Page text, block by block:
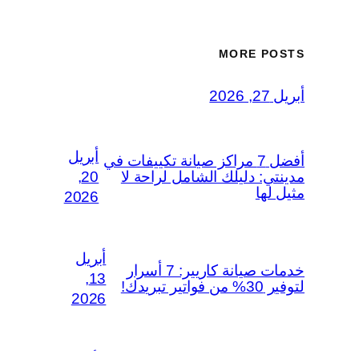
MORE POSTS
أبريل 27, 2026
أفضل 7 مراكز صيانة تكييفات في
مدينتي: دليلك الشامل لراحة لا
مثيل لها
أبريل
20,
2026
خدمات صيانة كاريير: 7 أسرار
لتوفير 30% من فواتير تبريدك!
أبريل
13,
2026